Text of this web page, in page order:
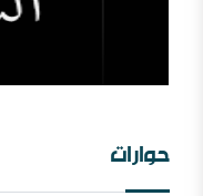
من الهامش إلى المركز
حوارات